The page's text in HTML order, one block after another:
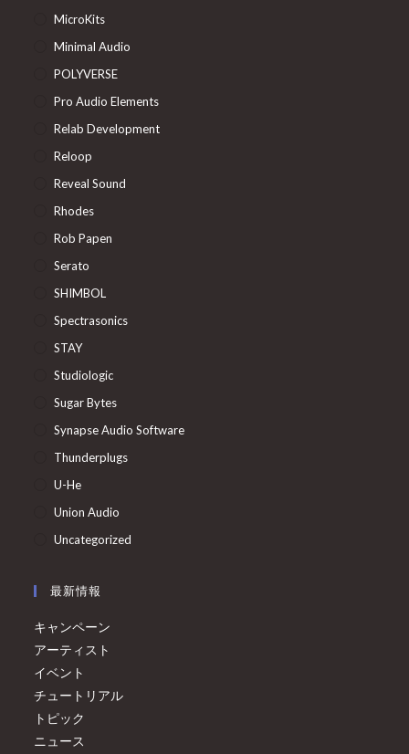
MicroKits
Minimal Audio
POLYVERSE
Pro Audio Elements
Relab Development
Reloop
Reveal Sound
Rhodes
Rob Papen
Serato
SHIMBOL
Spectrasonics
STAY
Studiologic
Sugar Bytes
Synapse Audio Software
Thunderplugs
U-He
Union Audio
Uncategorized
最新情報
キャンペーン
アーティスト
イベント
チュートリアル
トピック
ニュース